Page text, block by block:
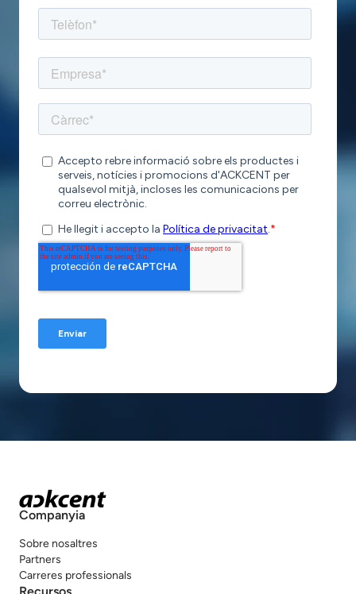
Companyia
Sobre nosaltres
Partners
Carreres professionals